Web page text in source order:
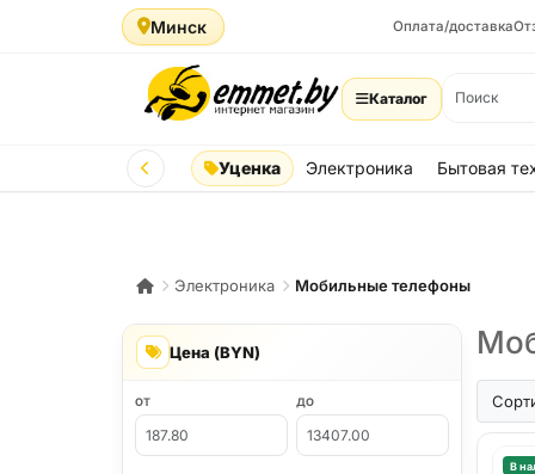
Минск Оплата/доставка
Каталог
Уценка Электроника Бытовая
Электроника Мобильные телефоны
Цена (BYN)
ОТ ДО
В